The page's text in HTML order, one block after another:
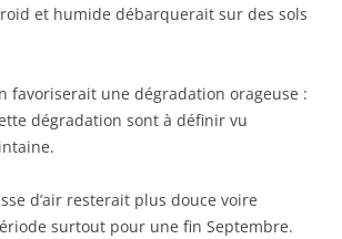
et humide débarquerait sur des sols
favoriserait une dégradation orageuse :
dégradation sont à définir vu
d’air resterait plus douce voire
surtout pour une fin Septembre.